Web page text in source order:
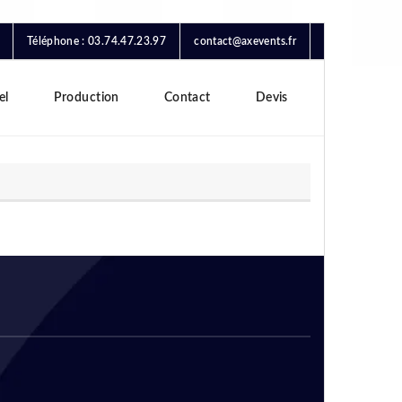
Téléphone : 03.74.47.23.97 contact@axevents.fr
Production Contact Devis